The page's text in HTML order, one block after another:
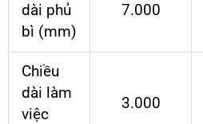
dài phủ
bì (mm)
7.000
Chiều
dài làm
việc
3.000